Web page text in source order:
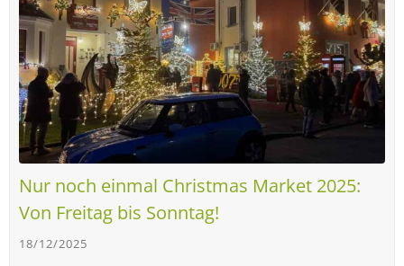
Nur noch einmal Christmas Market 2025:
Von Freitag bis Sonntag!
18/12/2025